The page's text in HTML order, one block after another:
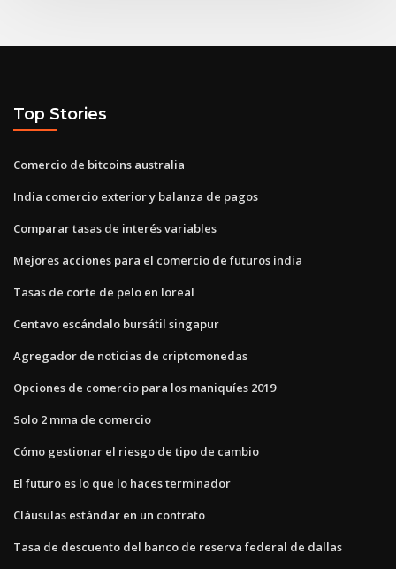
Top Stories
Comercio de bitcoins australia
India comercio exterior y balanza de pagos
Comparar tasas de interés variables
Mejores acciones para el comercio de futuros india
Tasas de corte de pelo en loreal
Centavo escándalo bursátil singapur
Agregador de noticias de criptomonedas
Opciones de comercio para los maniquíes 2019
Solo 2 mma de comercio
Cómo gestionar el riesgo de tipo de cambio
El futuro es lo que lo haces terminador
Cláusulas estándar en un contrato
Tasa de descuento del banco de reserva federal de dallas